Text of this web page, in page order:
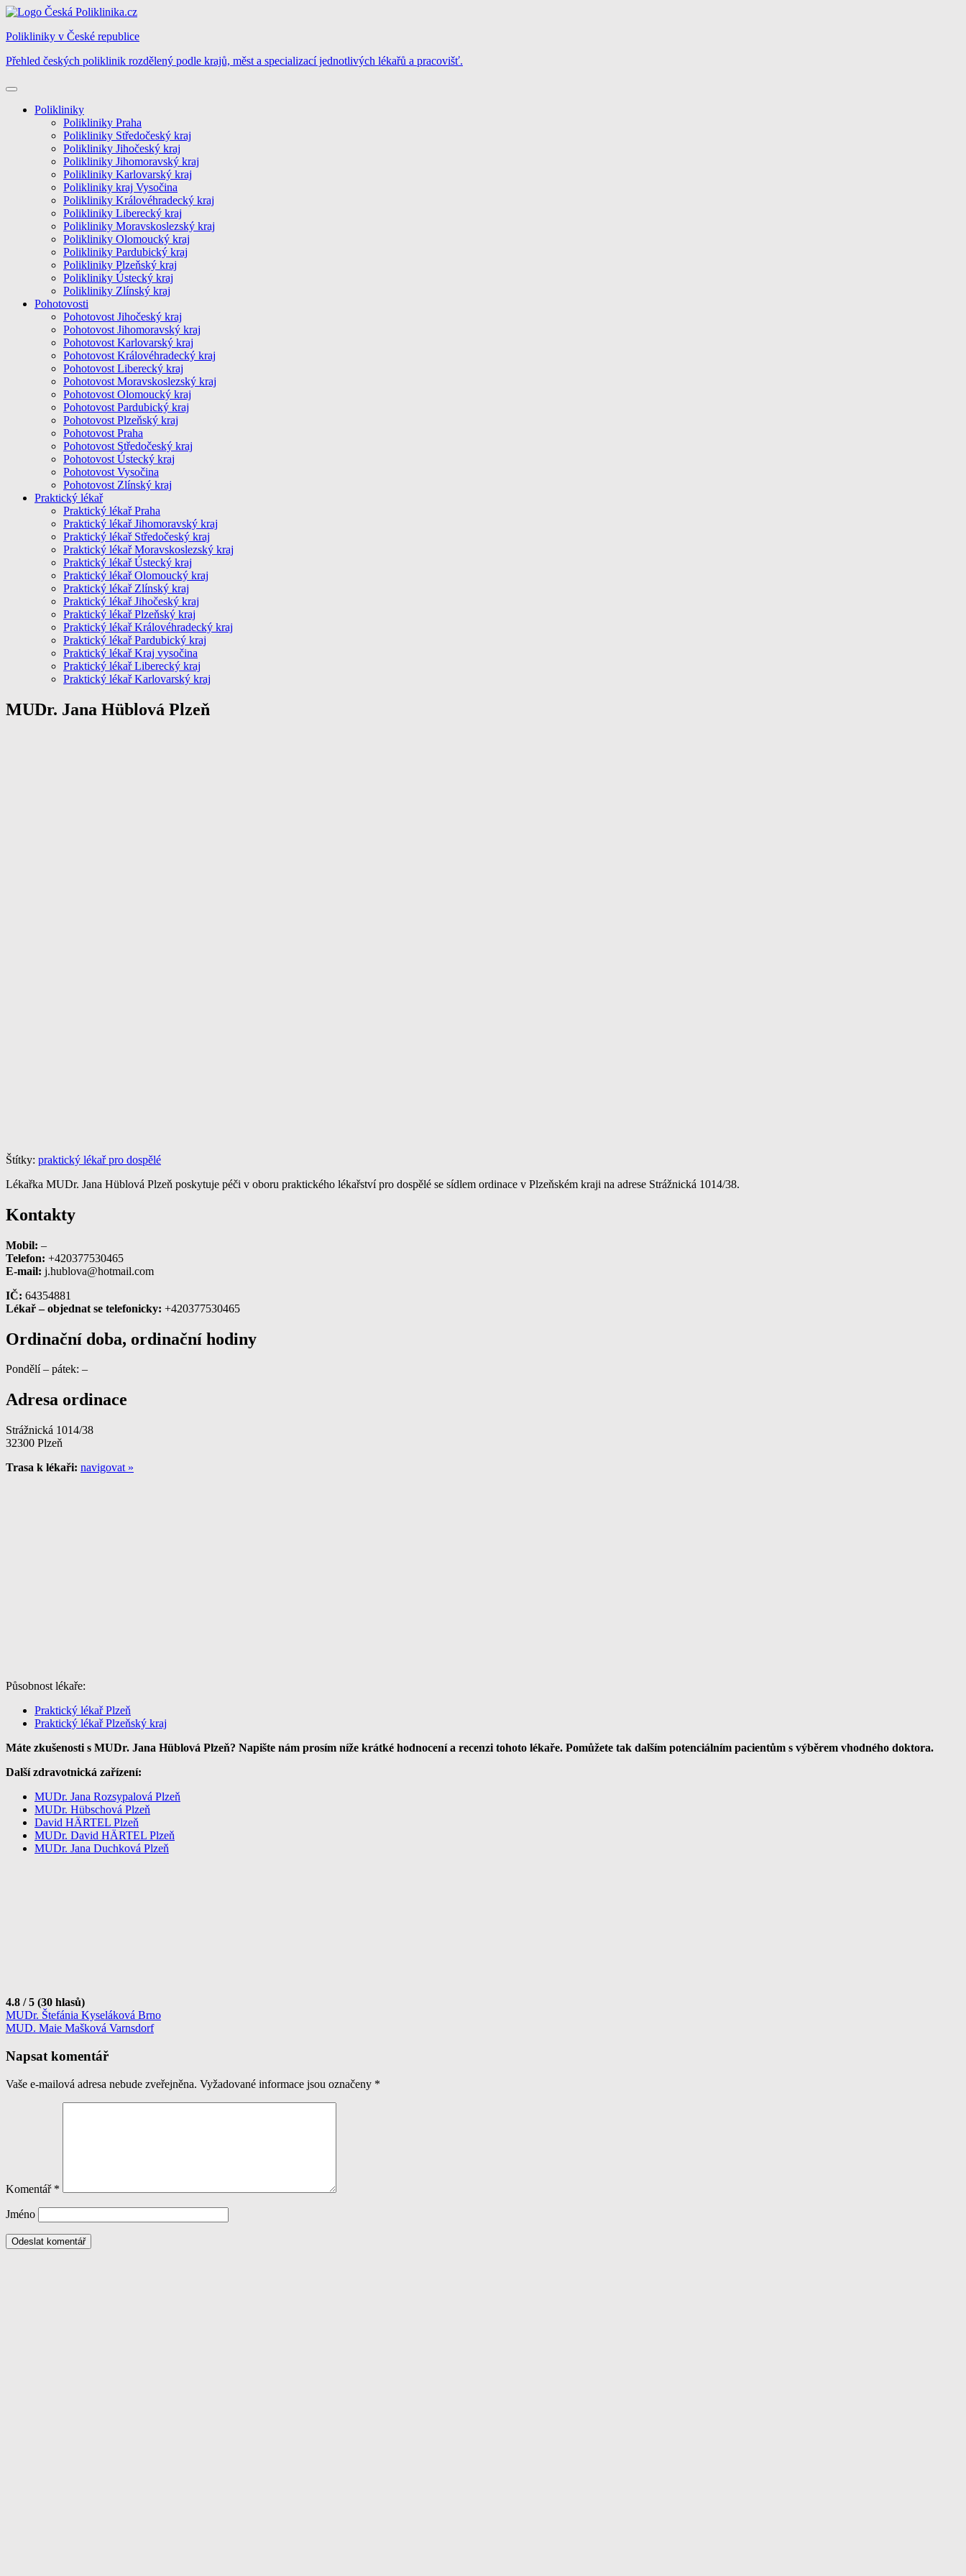
Skip
content
Polikliniky v České republice
Přehled českých poliklinik rozdělený podle krajů, měst a specializací jednotlivých lékařů a pracovišť.
Polikliniky
Polikliniky Praha
Polikliniky Středočeský kraj
Polikliniky Jihočeský kraj
Polikliniky Jihomoravský kraj
Polikliniky Karlovarský kraj
Polikliniky kraj Vysočina
Polikliniky Královéhradecký kraj
Polikliniky Liberecký kraj
Polikliniky Moravskoslezský kraj
Polikliniky Olomoucký kraj
Polikliniky Pardubický kraj
Polikliniky Plzeňský kraj
Polikliniky Ústecký kraj
Polikliniky Zlínský kraj
Pohotovosti
Pohotovost Jihočeský kraj
Pohotovost Jihomoravský kraj
Pohotovost Karlovarský kraj
Pohotovost Královéhradecký kraj
Pohotovost Liberecký kraj
Pohotovost Moravskoslezský kraj
Pohotovost Olomoucký kraj
Pohotovost Pardubický kraj
Pohotovost Plzeňský kraj
Pohotovost Praha
Pohotovost Středočeský kraj
Pohotovost Ústecký kraj
Pohotovost Vysočina
Pohotovost Zlínský kraj
Praktický lékař
Praktický lékař Praha
Praktický lékař Jihomoravský kraj
Praktický lékař Středočeský kraj
Praktický lékař Moravskoslezský kraj
Praktický lékař Ústecký kraj
Praktický lékař Olomoucký kraj
Praktický lékař Zlínský kraj
Praktický lékař Jihočeský kraj
Praktický lékař Plzeňský kraj
Praktický lékař Královéhradecký kraj
Praktický lékař Pardubický kraj
Praktický lékař Kraj vysočina
Praktický lékař Liberecký kraj
Praktický lékař Karlovarský kraj
MUDr. Jana Hüblová Plzeň
Štítky: praktický lékař pro dospělé
Lékařka MUDr. Jana Hüblová Plzeň poskytuje péči v oboru praktického lékařství pro dospělé se sídlem ordinace v Plzeňském kraji na adrese Strážnická 1014/38.
Kontakty
Mobil: –
Telefon: +420377530465
E-mail: j.hublova@hotmail.com
IČ: 64354881
Lékař – objednat se telefonicky: +420377530465
Ordinační doba, ordinační hodiny
Pondělí – pátek: –
Adresa ordinace
Strážnická 1014/38
32300 Plzeň
Trasa k lékaři: navigovat »
Působnost lékaře:
Praktický lékař Plzeň
Praktický lékař Plzeňský kraj
Máte zkušenosti s MUDr. Jana Hüblová Plzeň? Napište nám prosím níže krátké hodnocení a recenzi tohoto lékaře. Pomůžete tak dalším potenciálním pacientům s výběrem vhodného doktora.
Další zdravotnická zařízení:
MUDr. Jana Rozsypalová Plzeň
MUDr. Hübschová Plzeň
David HÄRTEL Plzeň
MUDr. David HÄRTEL Plzeň
MUDr. Jana Duchková Plzeň
4.8 / 5 (30 hlasů)
Navigace
pro
příspěvek
MUDr. Štefánia Kyseláková Brno
MUD. Maie Mašková Varnsdorf
Napsat komentář
Vaše e-mailová adresa nebude zveřejněna. Vyžadované informace jsou označeny *
Komentář *
Jméno